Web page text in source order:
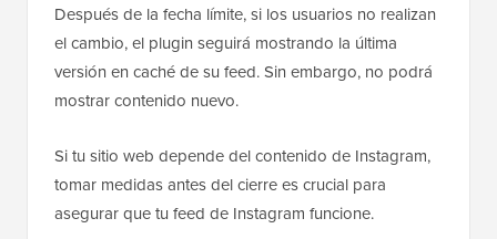
Después de la fecha límite, si los usuarios no realizan
el cambio, el plugin seguirá mostrando la última
versión en caché de su feed. Sin embargo, no podrá
mostrar contenido nuevo.
Si tu sitio web depende del contenido de Instagram,
tomar medidas antes del cierre es crucial para
asegurar que tu feed de Instagram funcione.